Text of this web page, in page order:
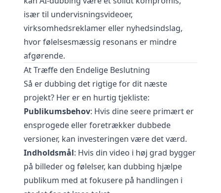
især til undervisningsvideoer,
virksomhedsreklamer eller nyhedsindslag,
hvor følelsesmæssig resonans er mindre
afgørende.
At Træffe den Endelige Beslutning
Så er dubbing det rigtige for dit næste
projekt? Her er en hurtig tjekliste:
Publikumsbehov: Hvis dine seere primært er
ensprogede eller foretrækker dubbede
versioner, kan investeringen være det værd.
Indholdsmål: Hvis din video i høj grad bygger
på billeder og følelser, kan dubbing hjælpe
publikum med at fokusere på handlingen i